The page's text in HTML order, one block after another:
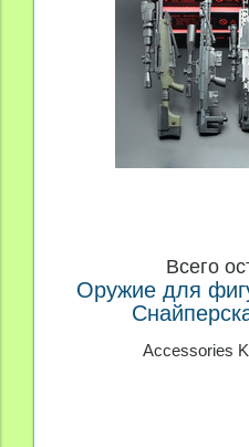
Всего
Оружие для
Accessories